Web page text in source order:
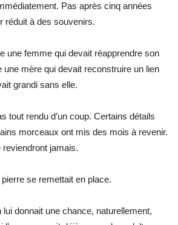
Pas après cinq années
réduit à des souvenirs.
une femme qui devait réapprendre son
mère qui devait reconstruire un lien
grandi sans elle.
tout rendu d’un coup. Certains détails
morceaux ont mis des mois à revenir.
reviendront jamais.
se remettait en place.
donnait une chance, naturellement,